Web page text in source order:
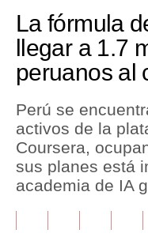
Perú
Política
Finanzas Personales
Inmobiliarias
Plus G
La fórmula
llegar a 1.7
peruanos al
Perú se
activos de la
Coursera,
sus planes está
academia de IA